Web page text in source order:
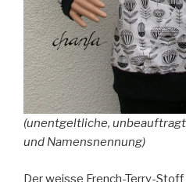
(unentgeltliche,
und Namensnennung)
Der weisse French-Terry-